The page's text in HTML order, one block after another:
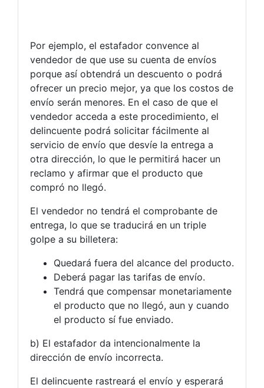
Por ejemplo, el estafador convence al
vendedor de que use su cuenta de envíos
porque así obtendrá un descuento o podrá
ofrecer un precio mejor, ya que los costos de
envío serán menores. En el caso de que el
vendedor acceda a este procedimiento, el
delincuente podrá solicitar fácilmente al
servicio de envío que desvíe la entrega a
otra dirección, lo que le permitirá hacer un
reclamo y afirmar que el producto que
compró no llegó.
El vendedor no tendrá el comprobante de
entrega, lo que se traducirá en un triple
golpe a su billetera:
Quedará fuera del alcance del producto.
Deberá pagar las tarifas de envío.
Tendrá que compensar monetariamente
el producto que no llegó, aun y cuando
el producto sí fue enviado.
b) El estafador da intencionalmente la
dirección de envío incorrecta.
El delincuente rastreará el envío y esperará